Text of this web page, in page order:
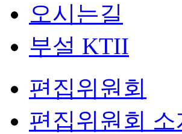
오시는길
부설 KTII
편집위원회
편집위원회 소